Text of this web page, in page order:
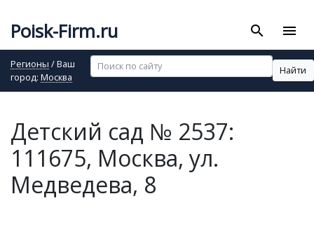
Poisk-Firm.ru search menu
Регионы / Ваш
город: Москва
Найти
Детский сад № 2537:
111675, Москва, ул.
Медведева, 8